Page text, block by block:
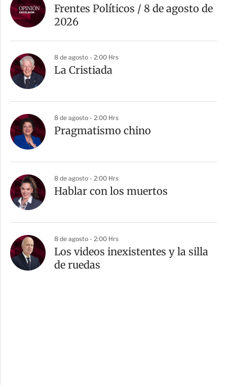
Frentes Políticos / 8 de agosto de
2026
8 de agosto - 2:00 Hrs
La Cristiada
8 de agosto - 2:00 Hrs
Pragmatismo chino
8 de agosto - 2:00 Hrs
Hablar con los muertos
8 de agosto - 2:00 Hrs
Los videos inexistentes y la silla
de ruedas